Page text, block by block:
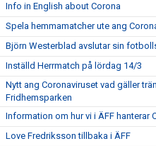
Info in English about Corona
Spela hemmamatcher ute ang
Björn Westerblad avslutar sin
Inställd Herrmatch på lördag 14/3
Nytt ang Coronaviruset vad gäller
Fridhemsparken
Information om hur vi i ÄFF hanterar
Love Fredriksson tillbaka i ÄFF